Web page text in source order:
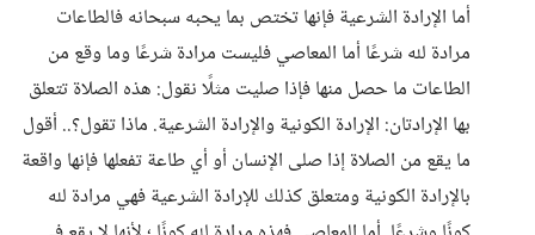
أما الإرادة الشرعية فإنها تختص بما يحبه سبحانه فالطاعات
مرادة لله شرعًا أما المعاصي فليست مرادة شرعًا وما وقع من
الطاعات ما حصل منها فإذا صليت مثلًا نقول: هذه الصلاة تتعلق
بها الإرادتان: الإرادة الكونية والإرادة الشرعية. ماذا تقول؟.. أقول
ما يقع من الصلاة إذا صلى الإنسان أو أي طاعة تفعلها فإنها واقعة
بالإرادة الكونية ومتعلق كذلك للإرادة الشرعية فهي مرادة لله